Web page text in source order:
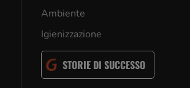
Ambiente
Igienizzazione
STORIE DI SUCCESSO